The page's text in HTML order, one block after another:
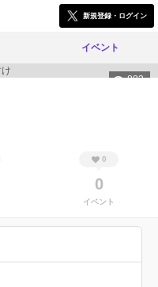
新規登録・ログイン
イベント
883
0
0
イベント